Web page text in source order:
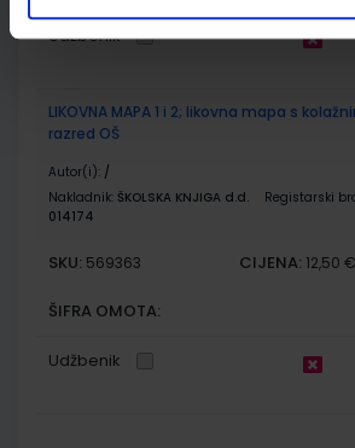
Udžbenik
LIKOVNA MAPA 1 i 2; likovna mapa s
razred OŠ
Autor(i): /
Nakladnik: ŠKOLSKA KNJIGA d.d.
Registarski
014174
SKU: 569363 CIJENA: 12,50 €
ŠIFRA OMOTA:
Udžbenik